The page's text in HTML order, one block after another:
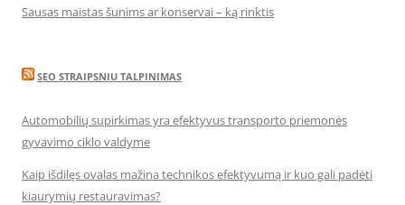
Sausas maistas šunims ar konservai – ką rinktis
SEO STRAIPSNIU TALPINIMAS
Automobilių supirkimas yra efektyvus transporto priemonės
gyvavimo ciklo valdyme
Kaip išdilęs ovalas mažina technikos efektyvumą ir kuo gali padėti
kiaurymių restauravimas?